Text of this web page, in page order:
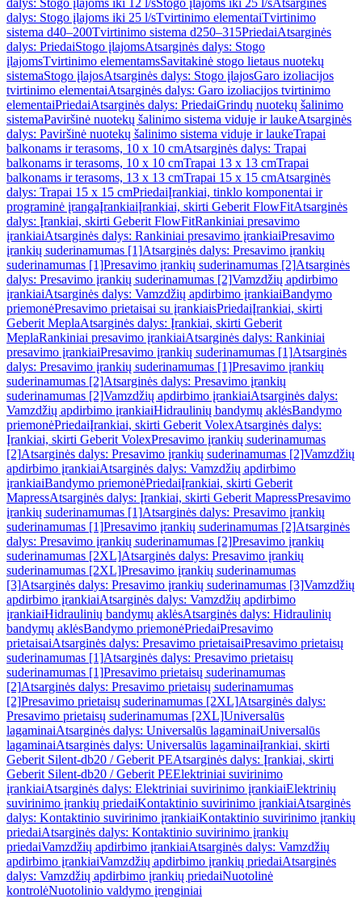
dalys: Stogo įlajoms iki 12 l/sStogo įlajoms iki 25 l/sAtsarginės
dalys: Stogo įlajoms iki 25 l/sTvirtinimo elementaiTvirtinimo
sistema d40–200Tvirtinimo sistema d250–315PriedaiAtsarginės
dalys: PriedaiStogo įlajomsAtsarginės dalys: Stogo
įlajomsTvirtinimo elementamsSavitakinė stogo lietaus nuotekų
sistemaStogo įlajosAtsarginės dalys: Stogo įlajosGaro izoliacijos
tvirtinimo elementaiAtsarginės dalys: Garo izoliacijos tvirtinimo
elementaiPriedaiAtsarginės dalys: PriedaiGrindų nuotekų šalinimo
sistemaPaviršinė nuotekų šalinimo sistema viduje ir laukeAtsarginės
dalys: Paviršinė nuotekų šalinimo sistema viduje ir laukeTrapai
balkonams ir terasoms, 10 x 10 cmAtsarginės dalys: Trapai
balkonams ir terasoms, 10 x 10 cmTrapai 13 x 13 cmTrapai
balkonams ir terasoms, 13 x 13 cmTrapai 15 x 15 cmAtsarginės
dalys: Trapai 15 x 15 cmPriedaiĮrankiai, tinklo komponentai ir
programinė įrangaĮrankiaiĮrankiai, skirti Geberit FlowFitAtsarginės
dalys: Įrankiai, skirti Geberit FlowFitRankiniai presavimo
įrankiaiAtsarginės dalys: Rankiniai presavimo įrankiaiPresavimo
įrankių suderinamumas [1]Atsarginės dalys: Presavimo įrankių
suderinamumas [1]Presavimo įrankių suderinamumas [2]Atsarginės
dalys: Presavimo įrankių suderinamumas [2]Vamzdžių apdirbimo
įrankiaiAtsarginės dalys: Vamzdžių apdirbimo įrankiaiBandymo
priemonėPresavimo prietaisai su įrankiaisPriedaiĮrankiai, skirti
Geberit MeplaAtsarginės dalys: Įrankiai, skirti Geberit
MeplaRankiniai presavimo įrankiaiAtsarginės dalys: Rankiniai
presavimo įrankiaiPresavimo įrankių suderinamumas [1]Atsarginės
dalys: Presavimo įrankių suderinamumas [1]Presavimo įrankių
suderinamumas [2]Atsarginės dalys: Presavimo įrankių
suderinamumas [2]Vamzdžių apdirbimo įrankiaiAtsarginės dalys:
Vamzdžių apdirbimo įrankiaiHidraulinių bandymų aklėsBandymo
priemonėPriedaiĮrankiai, skirti Geberit VolexAtsarginės dalys:
Įrankiai, skirti Geberit VolexPresavimo įrankių suderinamumas
[2]Atsarginės dalys: Presavimo įrankių suderinamumas [2]Vamzdžių
apdirbimo įrankiaiAtsarginės dalys: Vamzdžių apdirbimo
įrankiaiBandymo priemonėPriedaiĮrankiai, skirti Geberit
MapressAtsarginės dalys: Įrankiai, skirti Geberit MapressPresavimo
įrankių suderinamumas [1]Atsarginės dalys: Presavimo įrankių
suderinamumas [1]Presavimo įrankių suderinamumas [2]Atsarginės
dalys: Presavimo įrankių suderinamumas [2]Presavimo įrankių
suderinamumas [2XL]Atsarginės dalys: Presavimo įrankių
suderinamumas [2XL]Presavimo įrankių suderinamumas
[3]Atsarginės dalys: Presavimo įrankių suderinamumas [3]Vamzdžių
apdirbimo įrankiaiAtsarginės dalys: Vamzdžių apdirbimo
įrankiaiHidraulinių bandymų aklėsAtsarginės dalys: Hidraulinių
bandymų aklėsBandymo priemonėPriedaiPresavimo
prietaisaiAtsarginės dalys: Presavimo prietaisaiPresavimo prietaisų
suderinamumas [1]Atsarginės dalys: Presavimo prietaisų
suderinamumas [1]Presavimo prietaisų suderinamumas
[2]Atsarginės dalys: Presavimo prietaisų suderinamumas
[2]Presavimo prietaisų suderinamumas [2XL]Atsarginės dalys:
Presavimo prietaisų suderinamumas [2XL]Universalūs
lagaminaiAtsarginės dalys: Universalūs lagaminaiUniversalūs
lagaminaiAtsarginės dalys: Universalūs lagaminaiĮrankiai, skirti
Geberit Silent-db20 / Geberit PEAtsarginės dalys: Įrankiai, skirti
Geberit Silent-db20 / Geberit PEElektriniai suvirinimo
įrankiaiAtsarginės dalys: Elektriniai suvirinimo įrankiaiElektrinių
suvirinimo įrankių priedaiKontaktinio suvirinimo įrankiaiAtsarginės
dalys: Kontaktinio suvirinimo įrankiaiKontaktinio suvirinimo įrankių
priedaiAtsarginės dalys: Kontaktinio suvirinimo įrankių
priedaiVamzdžių apdirbimo įrankiaiAtsarginės dalys: Vamzdžių
apdirbimo įrankiaiVamzdžių apdirbimo įrankių priedaiAtsarginės
dalys: Vamzdžių apdirbimo įrankių priedaiNuotolinė
kontrolėNuotolinio valdymo įrenginiai